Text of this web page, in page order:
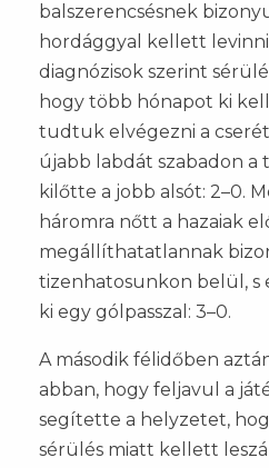
balszerencsésnek
hordággyal kellett levinni
diagnózisok szerint
hogy több hónapot ki
tudtuk elvégezni a
újabb labdát szabadon a
kilőtte a jobb alsót: 2–0.
háromra nőtt a hazaiak
megállíthatatlannak
tizenhatosunkon belül, s
ki egy gólpasszal: 3–0.
A második félidőben
abban, hogy feljavul a
segítette a helyzetet,
sérülés miatt kellett